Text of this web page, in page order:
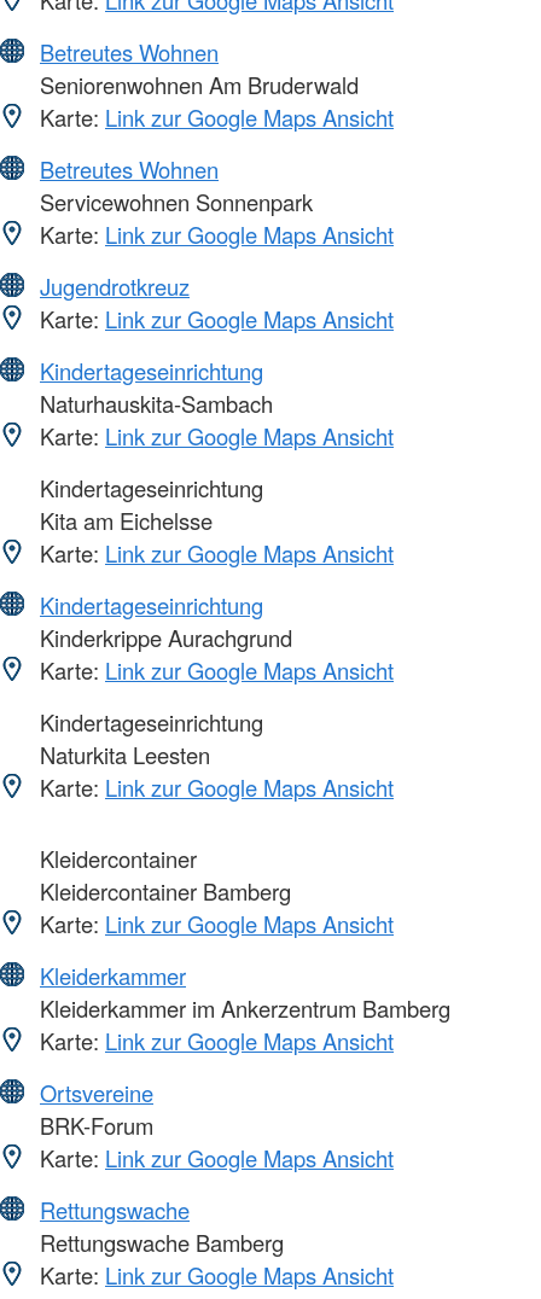
Betreutes Wohnen
Seniorenwohnen Am Bruderwald
Karte: Link zur Google Maps Ansicht
Betreutes Wohnen
Servicewohnen Sonnenpark
Karte: Link zur Google Maps Ansicht
Jugendrotkreuz
Karte: Link zur Google Maps Ansicht
Kindertageseinrichtung
Naturhauskita-Sambach
Karte: Link zur Google Maps Ansicht
Kindertageseinrichtung
Kita am Eichelsse
Karte: Link zur Google Maps Ansicht
Kindertageseinrichtung
Kinderkrippe Aurachgrund
Karte: Link zur Google Maps Ansicht
Kindertageseinrichtung
Naturkita Leesten
Karte: Link zur Google Maps Ansicht
Kleidercontainer
Kleidercontainer Bamberg
Karte: Link zur Google Maps Ansicht
Kleiderkammer
Kleiderkammer im Ankerzentrum Bamberg
Karte: Link zur Google Maps Ansicht
Ortsvereine
BRK-Forum
Karte: Link zur Google Maps Ansicht
Rettungswache
Rettungswache Bamberg
Karte: Link zur Google Maps Ansicht